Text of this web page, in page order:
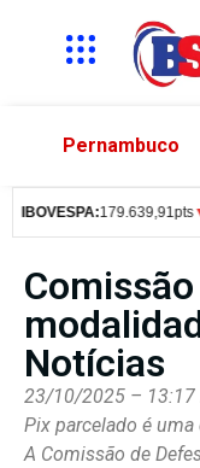
Pernambuco
179.639,91pts▼
Notícias
23/10/2025 – 13:17
Pix parcelado é
A Comissão de